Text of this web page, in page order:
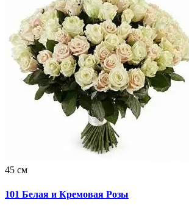
45 см
101 Белая и Кремовая Розы